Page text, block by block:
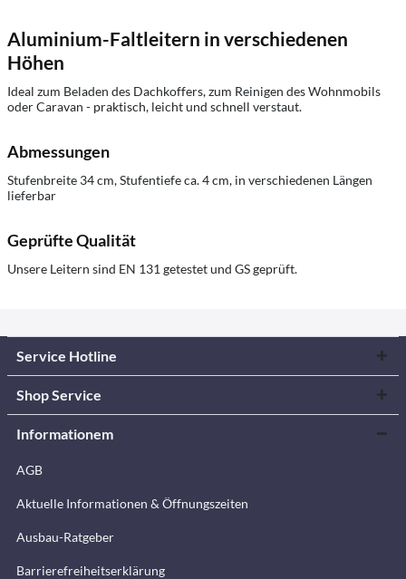
Aluminium-Faltleitern in verschiedenen
Höhen
Ideal zum Beladen des Dachkoffers, zum Reinigen des Wohnmobils
oder Caravan - praktisch, leicht und schnell verstaut.
Abmessungen
Stufenbreite 34 cm, Stufentiefe ca. 4 cm, in verschiedenen Längen
lieferbar
Geprüfte Qualität
Unsere Leitern sind EN 131 getestet und GS geprüft.
Service Hotline
Shop Service
Informationem
AGB
Aktuelle Informationen & Öffnungszeiten
Ausbau-Ratgeber
Barrierefreiheitserklärung